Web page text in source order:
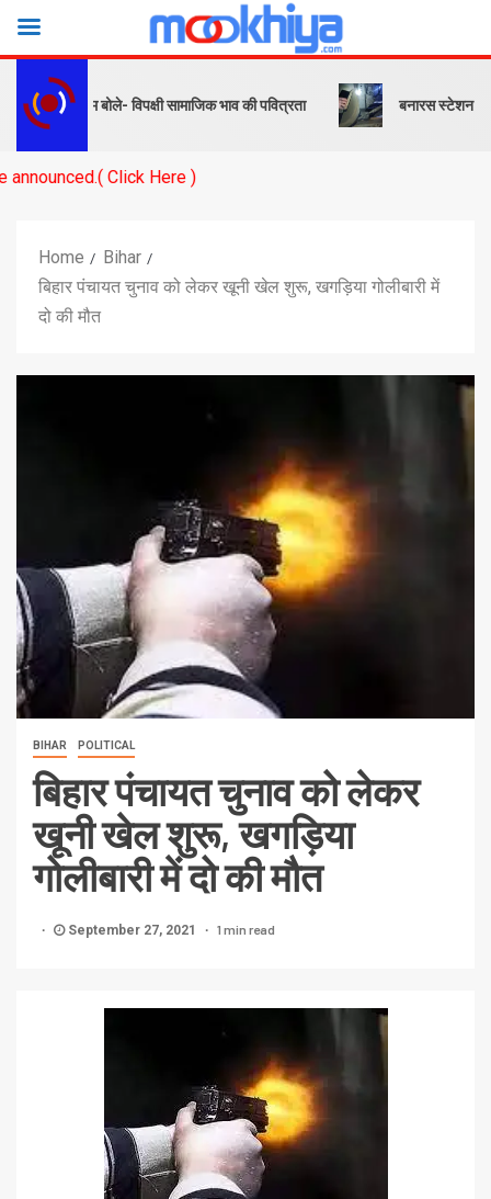
पीएम बोले- विपक्षी सामाजिक भाव की पवित्रता बनारस स्टेशन के यार्ड में
Click Here )
Home
Bihar
बिहार पंचायत चुनाव को लेकर खूनी खेल शुरू, खगड़िया गोलीबारी में
दो की मौत
BIHAR POLITICAL
बिहार पंचायत चुनाव को लेकर
खूनी खेल शुरू, खगड़िया
गोलीबारी में दो की मौत
September 27, 2021 1 min read